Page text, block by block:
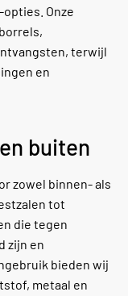
Onze
terwijl
en
buiten
zowel binnen- als
tot
die tegen
zijn en
bieden wij
metaal en